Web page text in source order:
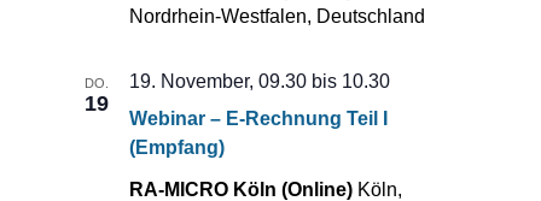
Nordrhein-Westfalen, Deutschland
DO.
19
Webinar – E-Rechnung Teil I
(Empfang)
19. November, 09.30 bis 10.30
RA-MICRO Köln (Online) Köln,